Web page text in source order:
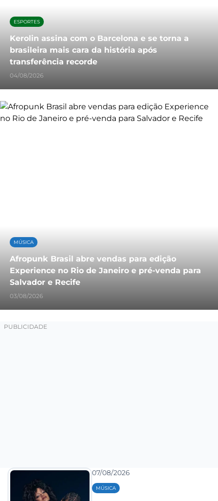
ESPORTES
Kerolin assina com o Barcelona e se torna a
brasileira mais cara da história após
transferência recorde
04/08/2026
MÚSICA
Afropunk Brasil abre vendas para edição
Experience no Rio de Janeiro e pré-venda para
Salvador e Recife
03/08/2026
07/08/2026
MÚSICA